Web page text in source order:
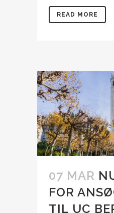
READ MORE
07 MAR
FOR
TIL UC